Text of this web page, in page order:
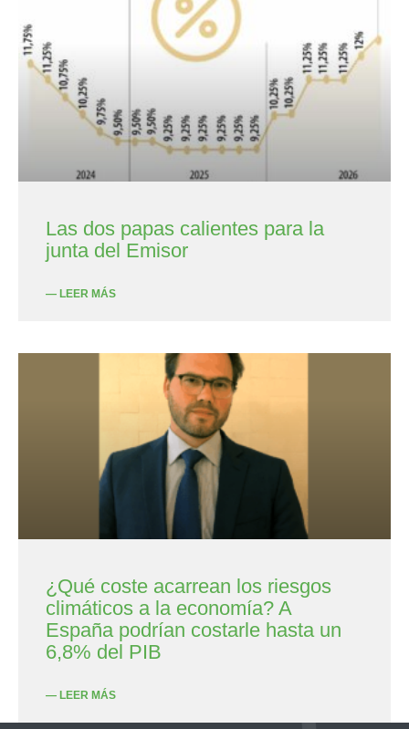
Las dos papas calientes para la
junta del Emisor
— LEER MÁS
¿Qué coste acarrean los riesgos
climáticos a la economía? A
España podrían costarle hasta un
6,8% del PIB
— LEER MÁS